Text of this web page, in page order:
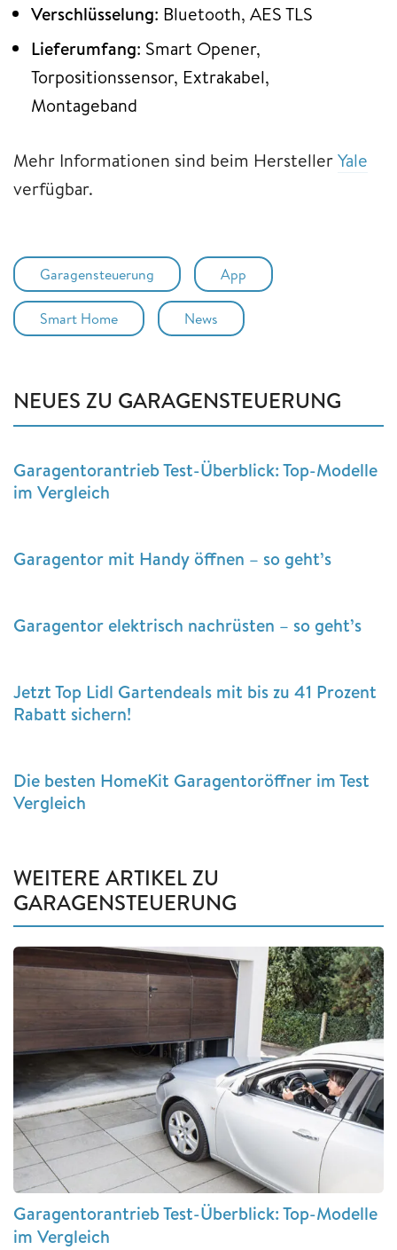
Verschlüsselung: Bluetooth, AES TLS
Lieferumfang: Smart Opener,
Torpositionssensor, Extrakabel,
Montageband
Mehr Informationen sind beim HerstellerYale
verfügbar.
Garagensteuerung App
Smart Home News
NEUES ZU GARAGENSTEUERUNG
Garagentorantrieb Test-Überblick: Top-Modelle
im Vergleich
Garagentor mit Handy öffnen – so geht’s
Garagentor elektrisch nachrüsten – so geht’s
Jetzt Top Lidl Gartendeals mit bis zu 41 Prozent
Rabatt sichern!
Die besten HomeKit Garagentoröffner im Test
Vergleich
WEITERE ARTIKEL ZU
GARAGENSTEUERUNG
Garagentorantrieb Test-Überblick: Top-Modelle
im Vergleich